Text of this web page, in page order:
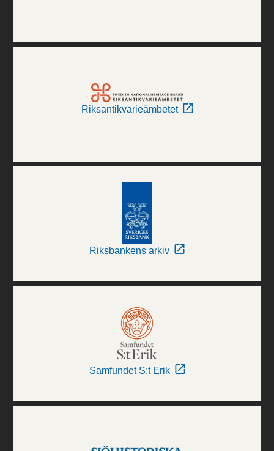
Riksantikvarieämbetet
Riksbankens arkiv
Samfundet S:t Erik